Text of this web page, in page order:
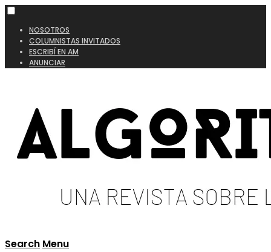
NOSOTROS
COLUMNISTAS INVITADOS
ESCRIBÍ EN AM
ANUNCIAR
Search Menu